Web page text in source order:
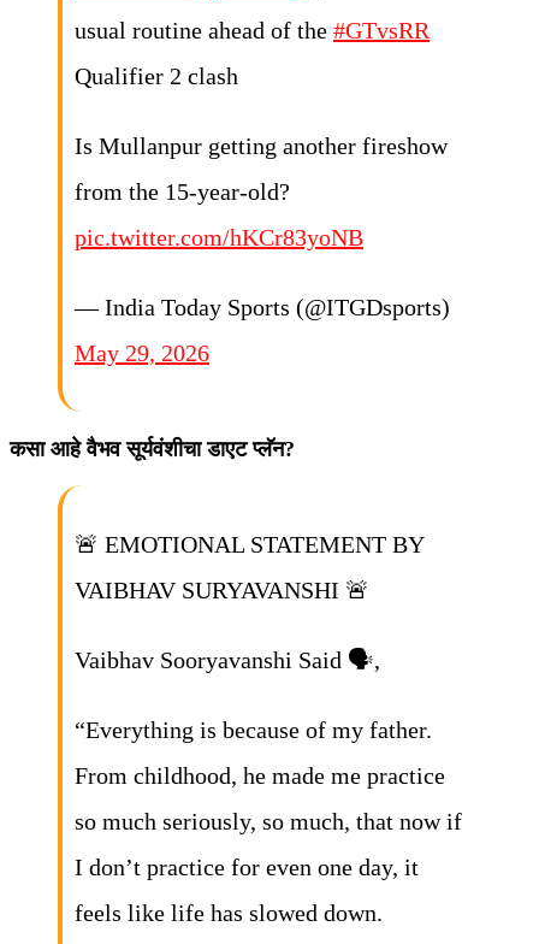
usual routine ahead of the #GTvsRR
Qualifier 2 clash
Is Mullanpur getting another fireshow
from the 15-year-old?
pic.twitter.com/hKCr83yoNB
— India Today Sports (@ITGDsports)
May 29, 2026
कसा आहे वैभव सूर्यवंशीचा डाएट प्लॅन?
🚨 EMOTIONAL STATEMENT BY
VAIBHAV SURYAVANSHI 🚨
Vaibhav Sooryavanshi Said 🗣️,
“Everything is because of my father.
From childhood, he made me practice
so much seriously, so much, that now if
I don’t practice for even one day, it
feels like life has slowed down.